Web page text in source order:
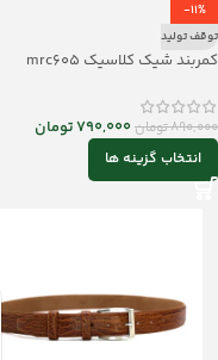
-11%
توقف تولید
کمربند شیک کلاسیک mrc605
890,000تومان790,000تومان
انتخاب گزینه ها